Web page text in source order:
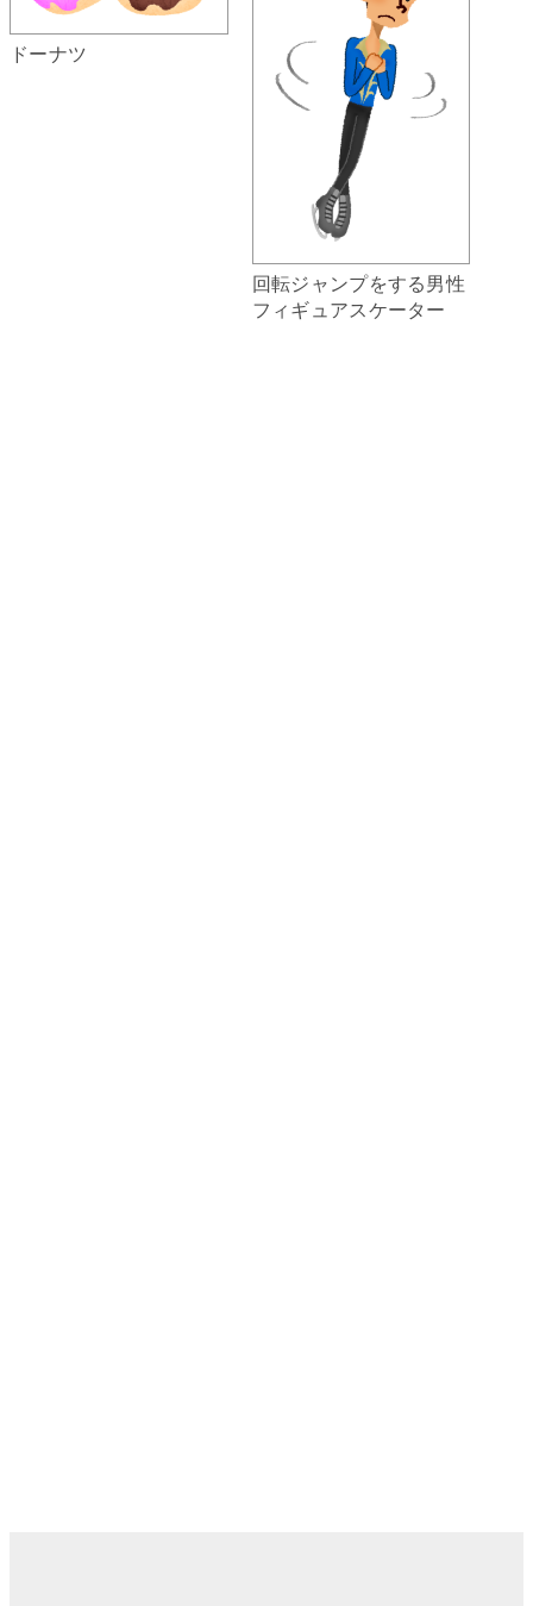
ドーナツ
回転ジャンプをする男性
フィギュアスケーター